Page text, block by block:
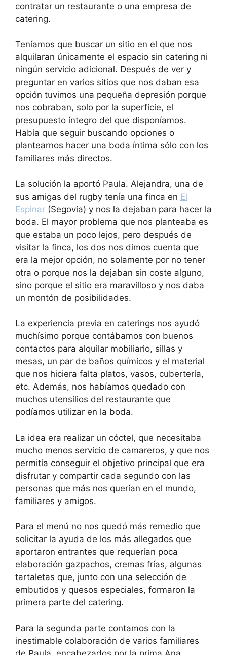
contratar un restaurante o una empresa de
catering.
Teníamos que buscar un sitio en el que nos
alquilaran únicamente el espacio sin catering ni
ningún servicio adicional. Después de ver y
preguntar en varios sitios que nos daban esa
opción tuvimos una pequeña depresión porque
nos cobraban, solo por la superficie, el
presupuesto íntegro del que disponíamos.
Había que seguir buscando opciones o
plantearnos hacer una boda íntima sólo con los
familiares más directos.
La solución la aportó Paula. Alejandra, una de
sus amigas del rugby tenía una finca en El
Espinar (Segovia) y nos la dejaban para hacer la
boda. El mayor problema que nos planteaba es
que estaba un poco lejos, pero después de
visitar la finca, los dos nos dimos cuenta que
era la mejor opción, no solamente por no tener
otra o porque nos la dejaban sin coste alguno,
sino porque el sitio era maravilloso y nos daba
un montón de posibilidades.
La experiencia previa en caterings nos ayudó
muchísimo porque contábamos con buenos
contactos para alquilar mobiliario, sillas y
mesas, un par de baños químicos y el material
que nos hiciera falta platos, vasos, cubertería,
etc. Además, nos habíamos quedado con
muchos utensilios del restaurante que
podíamos utilizar en la boda.
La idea era realizar un cóctel, que necesitaba
mucho menos servicio de camareros, y que nos
permitía conseguir el objetivo principal que era
disfrutar y compartir cada segundo con las
personas que más nos querían en el mundo,
familiares y amigos.
Para el menú no nos quedó más remedio que
solicitar la ayuda de los más allegados que
aportaron entrantes que requerían poca
elaboración gazpachos, cremas frías, algunas
tartaletas que, junto con una selección de
embutidos y quesos especiales, formaron la
primera parte del catering.
Para la segunda parte contamos con la
inestimable colaboración de varios familiares